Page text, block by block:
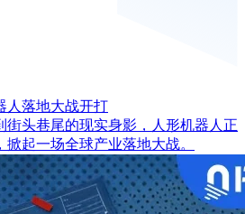
人落地大战开打
街头巷尾的现实身影，人形机器人正
起一场全球产业落地大战。